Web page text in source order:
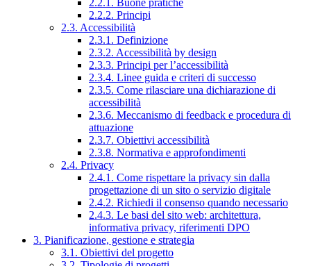
2.2.1. Buone pratiche
2.2.2. Principi
2.3. Accessibilità
2.3.1. Definizione
2.3.2. Accessibilità by design
2.3.3. Principi per l’accessibilità
2.3.4. Linee guida e criteri di successo
2.3.5. Come rilasciare una dichiarazione di
accessibilità
2.3.6. Meccanismo di feedback e procedura di
attuazione
2.3.7. Obiettivi accessibilità
2.3.8. Normativa e approfondimenti
2.4. Privacy
2.4.1. Come rispettare la privacy sin dalla
progettazione di un sito o servizio digitale
2.4.2. Richiedi il consenso quando necessario
2.4.3. Le basi del sito web: architettura,
informativa privacy, riferimenti DPO
3. Pianificazione, gestione e strategia
3.1. Obiettivi del progetto